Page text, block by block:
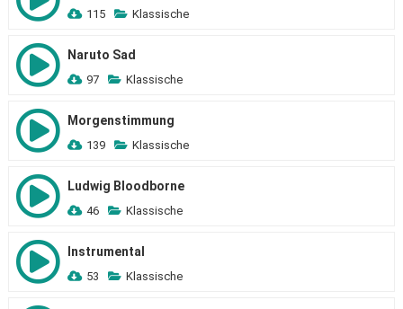
115 Klassische
Naruto Sad
97 Klassische
Morgenstimmung
139 Klassische
Ludwig Bloodborne
46 Klassische
Instrumental
53 Klassische